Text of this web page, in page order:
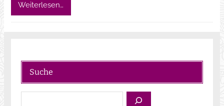
Weiterlesen…
Suche